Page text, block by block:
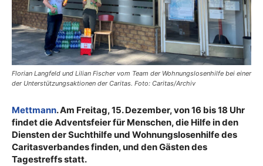
Florian Langfeld und Lilian Fischer vom Team der Wohnungslosenhilfe bei einer
der Unterstützungsaktionen der Caritas. Foto: Caritas/Archiv
Mettmann. Am Freitag, 15. Dezember, von 16 bis 18 Uhr
findet die Adventsfeier für Menschen, die Hilfe in den
Diensten der Suchthilfe und Wohnungslosenhilfe des
Caritasverbandes finden, und den Gästen des
Tagestreffs statt.